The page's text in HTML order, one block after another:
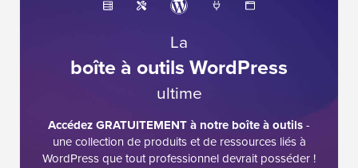
La
boîte à outils WordPress
ultime
Accédez GRATUITEMENT à notre boîte à outils-
une collection de produits et de ressources liés à
WordPress que tout professionnel devrait posséder !